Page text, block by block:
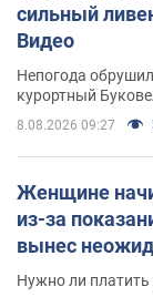
сильный
Видео
Непогода
курортный
8.08.2026 09:27
Женщине
из-за
вынес
Нужно ли платить